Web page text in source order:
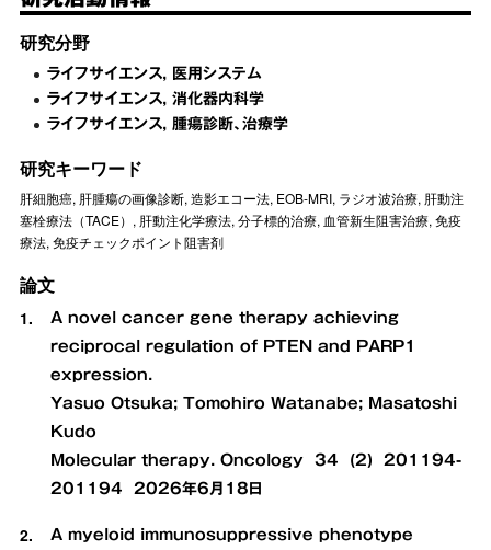
研究分野
ライフサイエンス, 医用システム
ライフサイエンス, 消化器内科学
ライフサイエンス, 腫瘍診断、治療学
研究キーワード
肝細胞癌, 肝腫瘍の画像診断, 造影エコー法, EOB-MRI, ラジオ波治療, 肝動注
塞栓療法（TACE）, 肝動注化学療法, 分子標的治療, 血管新生阻害治療, 免疫
療法, 免疫チェックポイント阻害剤
論文
A novel cancer gene therapy achieving
reciprocal regulation of PTEN and PARP1
expression.
Yasuo Otsuka; Tomohiro Watanabe; Masatoshi
Kudo
Molecular therapy. Oncology 34 (2) 201194-
201194 2026年6月18日
A myeloid immunosuppressive phenotype